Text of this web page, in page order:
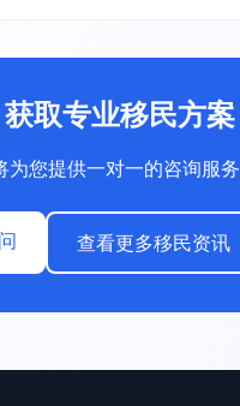
取专业移民方案
为您提供一对一的咨询服务
查看更多移民资讯